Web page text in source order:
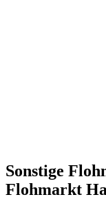
Sonstige
Flohmarkt